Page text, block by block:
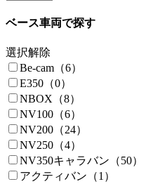
ベース車両で探す
選択解除
Be-cam（6）
E350（0）
NBOX（8）
NV100（6）
NV200（24）
NV250（4）
NV350キャラバン（50）
アクティバン（1）